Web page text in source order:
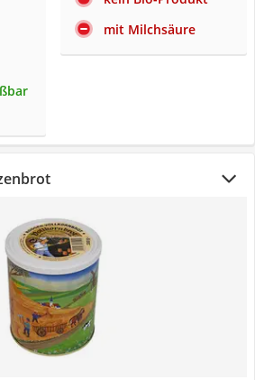
mit Milchsäure